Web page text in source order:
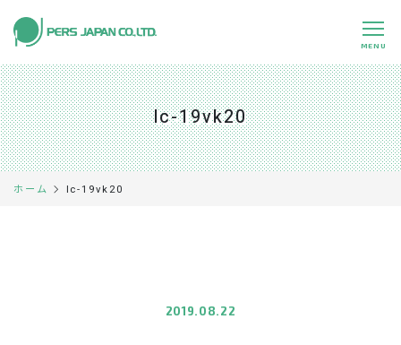
MENU
私たちの特長 About Us
事業内容 Business
lc-19vk20
ホーム lc-19vk20
2019.08.22